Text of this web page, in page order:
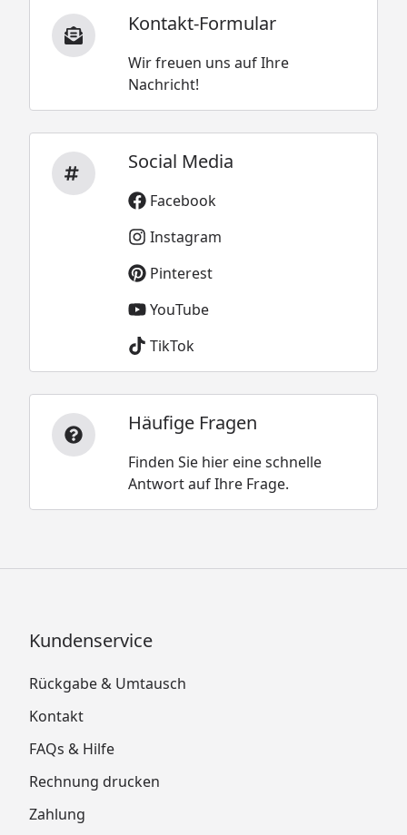
Kontakt-Formular
Wir freuen uns auf Ihre
Nachricht!
Social Media
Facebook
Instagram
Pinterest
YouTube
TikTok
Häufige Fragen
Finden Sie hier eine schnelle
Antwort auf Ihre Frage.
Kundenservice
Rückgabe & Umtausch
Kontakt
FAQs & Hilfe
Rechnung drucken
Zahlung